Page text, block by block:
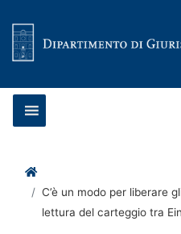
Home
C’è un modo per liberare
lettura del carteggio tra